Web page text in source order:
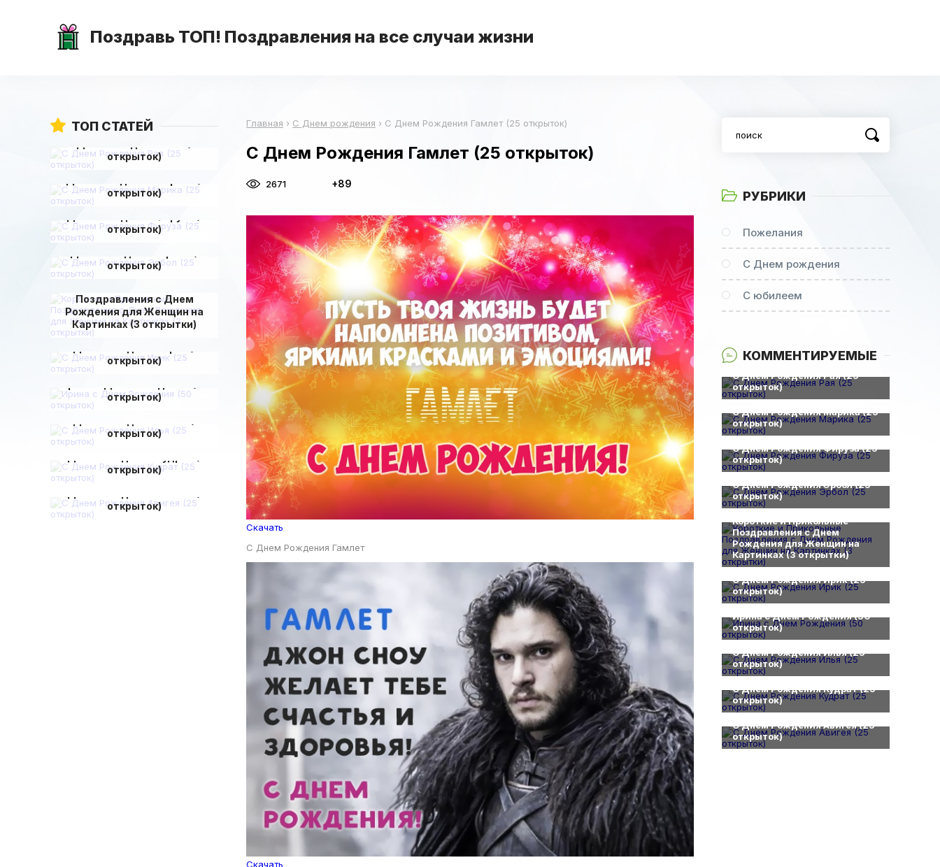
Поздравь ТОП! Поздравления на все случаи жизни
Главная › С Днем рождения › С Днем Рождения Гамлет (25 открыток)
С Днем Рождения Гамлет (25 открыток)
2671 +89
Скачать
С Днем Рождения Гамлет
Скачать
ТОП СТАТЕЙ
открыток)
открыток)
открыток)
открыток)
Поздравления с Днем
Рождения для Женщин на
Картинках (3 открытки)
открыток)
открыток)
открыток)
открыток)
открыток)
РУБРИКИ
Пожелания
С Днем рождения
С юбилеем
КОММЕНТИРУЕМЫЕ
С Днем Рождения Рая (25
открыток)
0
С Днем Рождения Марика (25
открыток)
С Днем Рождения Фируза (25
открыток)
С Днем Рождения Эрбол (25
открыток)
Короткие и Прикольные
Поздравления с Днем
Рождения для Женщин на
Картинках (3 открытки)
С Днем Рождения Ирик (25
открыток)
Ирина с Днем Рождения (50
открыток)
С Днем Рождения Илья (25
открыток)
С Днем Рождения Кудрат (25
открыток)
С Днем Рождения Авигея (25
открыток)